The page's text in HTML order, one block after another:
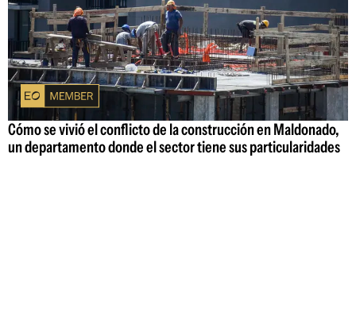
Cómo se vivió el conflicto de la construcción en Maldonado,
un departamento donde el sector tiene sus particularidades